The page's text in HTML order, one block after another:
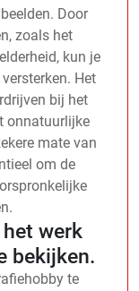
Door
zoals het
kun je
Het
bij het
onnatuurlijke
mate van
om de
werk
bekijken.
te